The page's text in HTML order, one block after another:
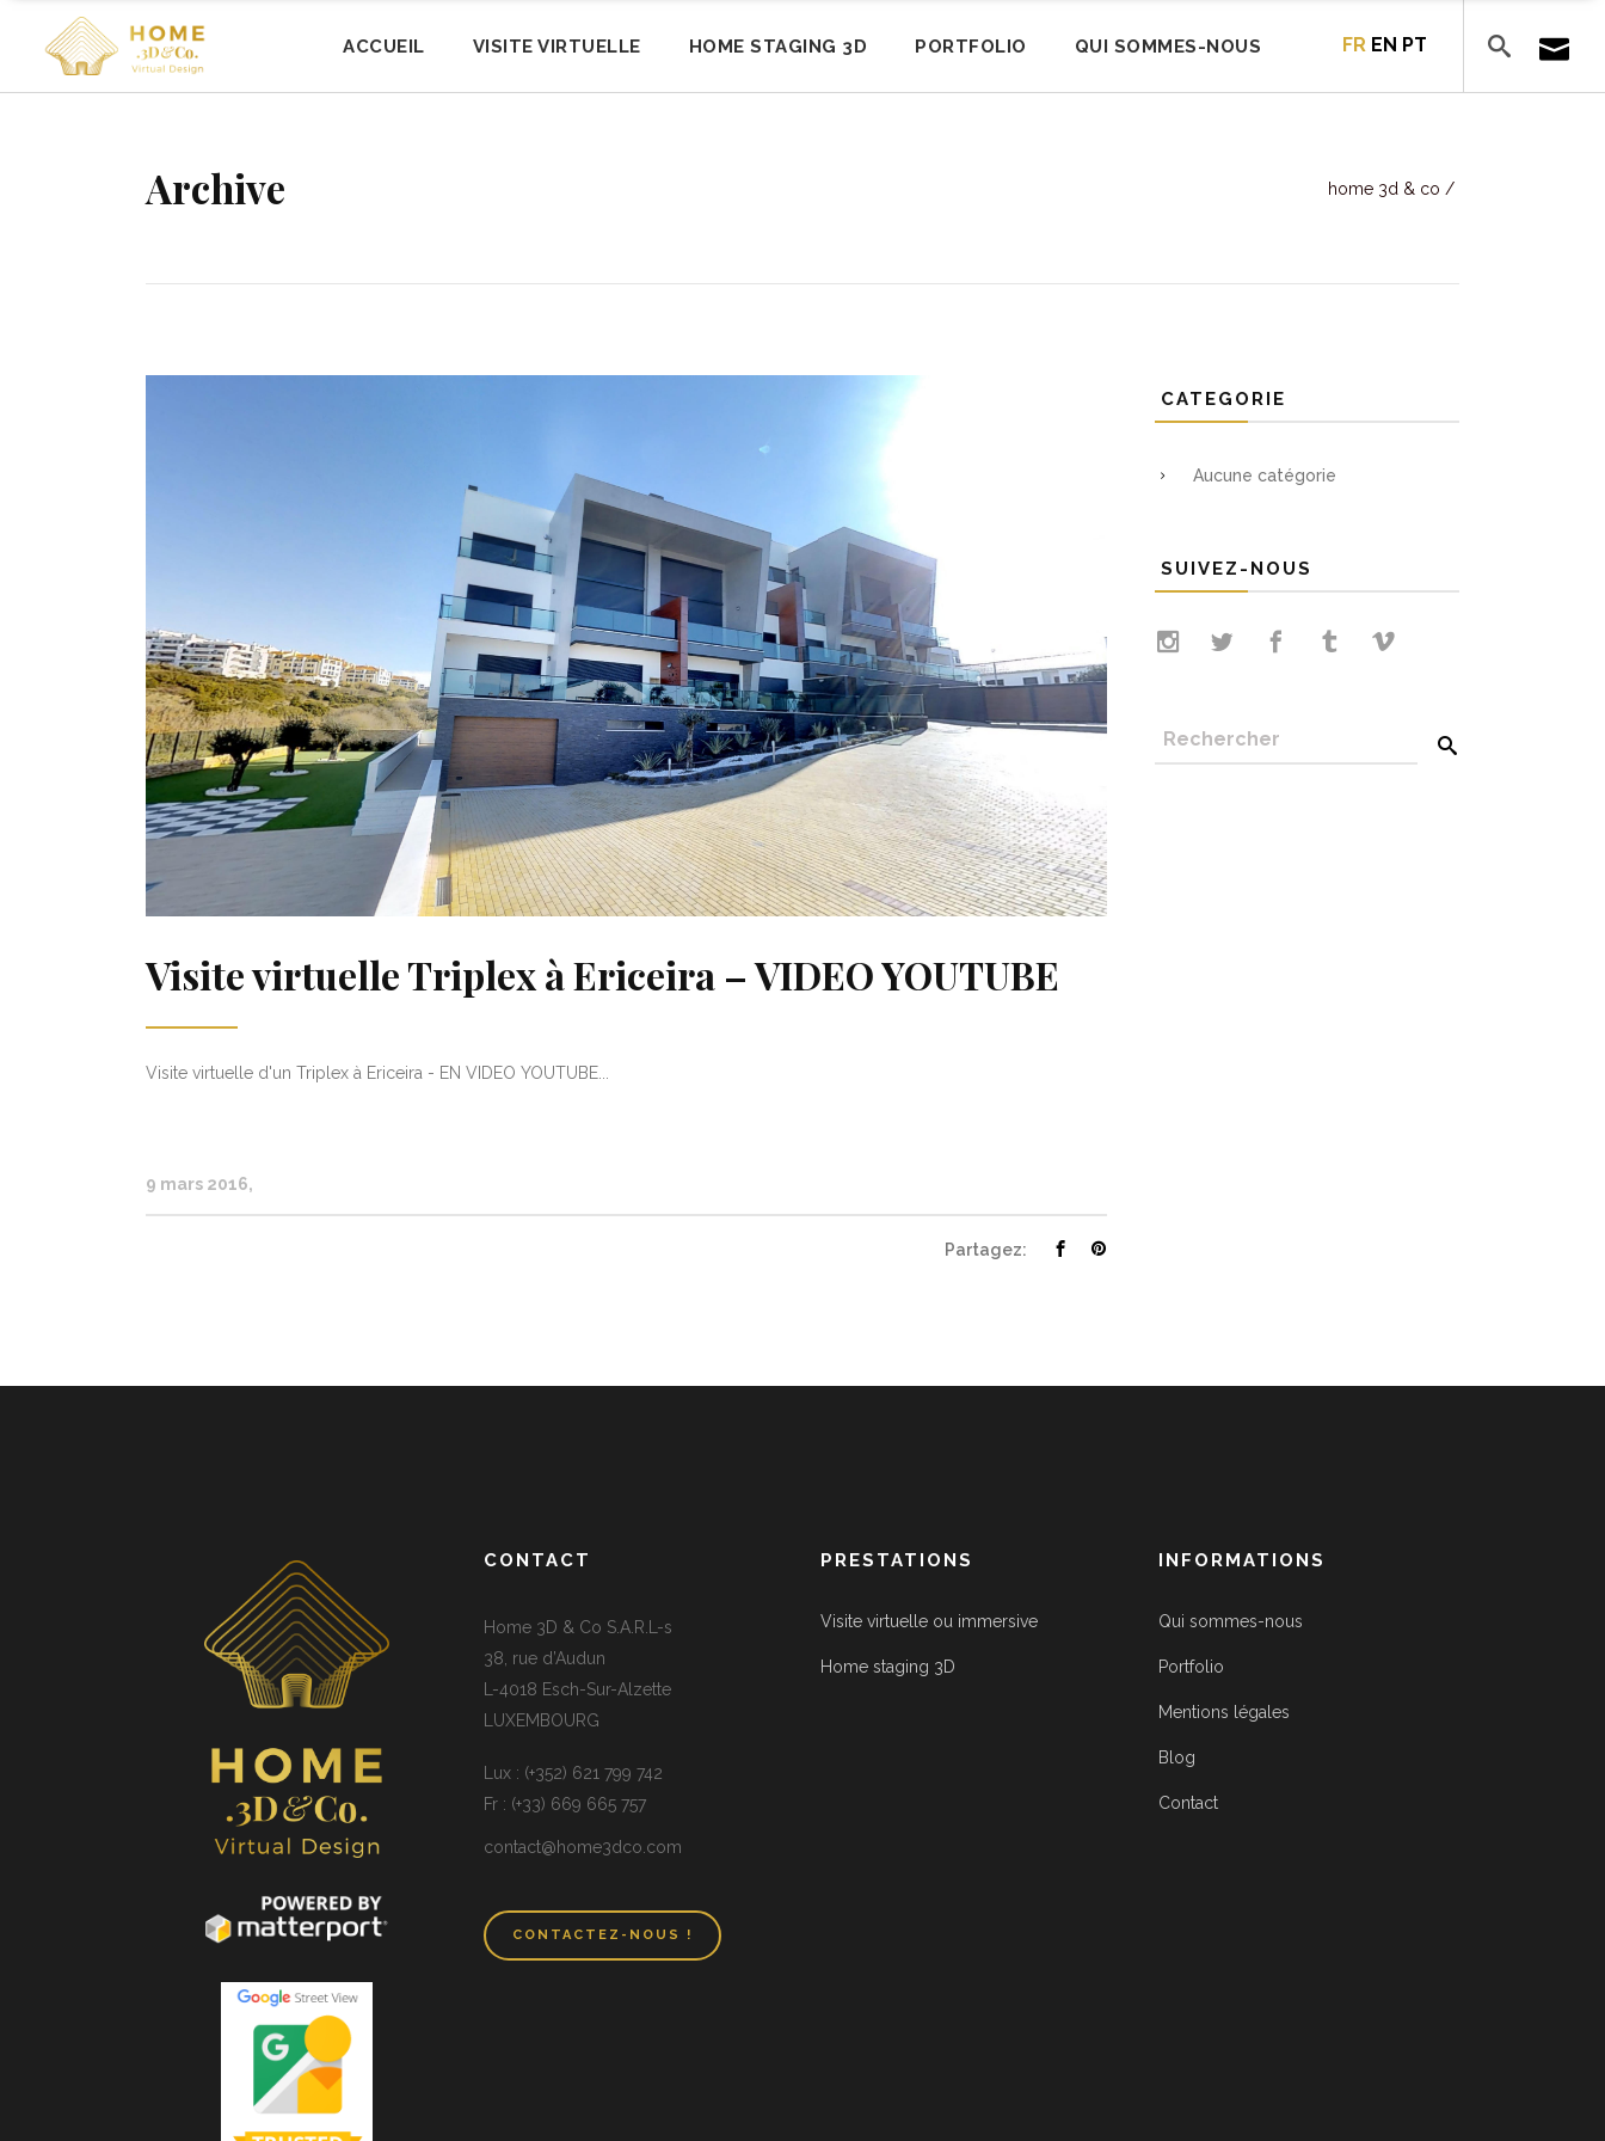
ACCUEIL VISITE VIRTUELLE HOME STAGING 3D PORTFOLIO QUI SOMMES-NOUS FR EN PT
Archive home 3d & co /
Visite virtuelle Triplex à Ericeira – VIDEO YOUTUBE
Visite virtuelle d'un Triplex à Ericeira - EN VIDEO YOUTUBE...
9 mars 2016
Partagez:
CATEGORIE
Aucune catégorie
SUIVEZ-NOUS
CONTACT
Home 3D & Co S.A.R.L-s
38, rue d’Audun
L-4018 Esch-Sur-Alzette
LUXEMBOURG
Lux : (+352) 621 799 742
Fr : (+33) 669 665 757
contact@home3dco.com
CONTACTEZ-NOUS !
PRESTATIONS
Visite virtuelle ou immersive
Home staging 3D
INFORMATIONS
Qui sommes-nous
Portfolio
Mentions légales
Blog
Contact